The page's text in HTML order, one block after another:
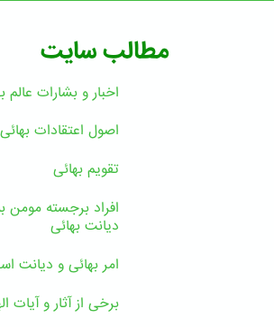
مطالب سایت
اخبار و بشارات عالم
اصول اعتقادات بهائی
تقویم بهائی
افراد برجسته مومن
دیانت بهائی
امر بهائی و دیانت
برخی از آثار و آیات